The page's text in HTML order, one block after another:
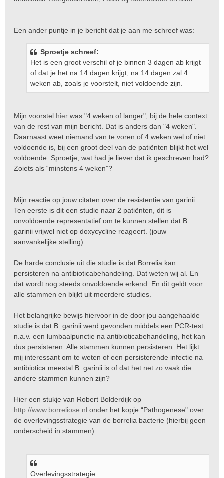
Een ander puntje in je bericht dat je aan me schreef was:
Sproetje schreef:
Het is een groot verschil of je binnen 3 dagen ab krijgt
of dat je het na 14 dagen krijgt, na 14 dagen zal 4
weken ab, zoals je voorstelt, niet voldoende zijn.
Mijn voorstel hier was "4 weken of langer", bij de hele context
van de rest van mijn bericht. Dat is anders dan "4 weken".
Daarnaast weet niemand van te voren of 4 weken wel of niet
voldoende is, bij een groot deel van de patiënten blijkt het wel
voldoende. Sproetje, wat had je liever dat ik geschreven had?
Zoiets als “minstens 4 weken”?
Mijn reactie op jouw citaten over de resistentie van garinii:
Ten eerste is dit een studie naar 2 patiënten, dit is
onvoldoende representatief om te kunnen stellen dat B.
garinii vrijwel niet op doxycycline reageert. (jouw
aanvankelijke stelling)
De harde conclusie uit die studie is dat Borrelia kan
persisteren na antibioticabehandeling. Dat weten wij al. En
dat wordt nog steeds onvoldoende erkend. En dit geldt voor
alle stammen en blijkt uit meerdere studies.
Het belangrijke bewijs hiervoor in de door jou aangehaalde
studie is dat B. garinii werd gevonden middels een PCR-test
n.a.v. een lumbaalpunctie na antibioticabehandeling, het kan
dus persisteren. Alle stammen kunnen persisteren. Het lijkt
mij interessant om te weten of een persisterende infectie na
antibiotica meestal B. garinii is of dat het net zo vaak die
andere stammen kunnen zijn?
Hier een stukje van Robert Bolderdijk op
http://www.borreliose.nl onder het kopje “Pathogenese" over
de overlevingsstrategie van de borrelia bacterie (hierbij geen
onderscheid in stammen):
Overlevingsstrategie